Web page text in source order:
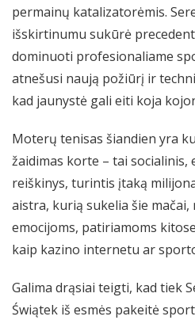
permainų katalizatorėmis.
išskirtinumu sukūrė
dominuoti profesionaliame
atnešusi naują požiūrį ir
kad jaunystė gali eiti koja
Moterų tenisas šiandien yra
žaidimas korte – tai
reiškinys, turintis įtaką
aistra, kurią sukelia šie
emocijoms, patiriamoms
kaip kazino internetu ar
Galima drąsiai teigti, kad tiek
Świątek iš esmės pakeitė